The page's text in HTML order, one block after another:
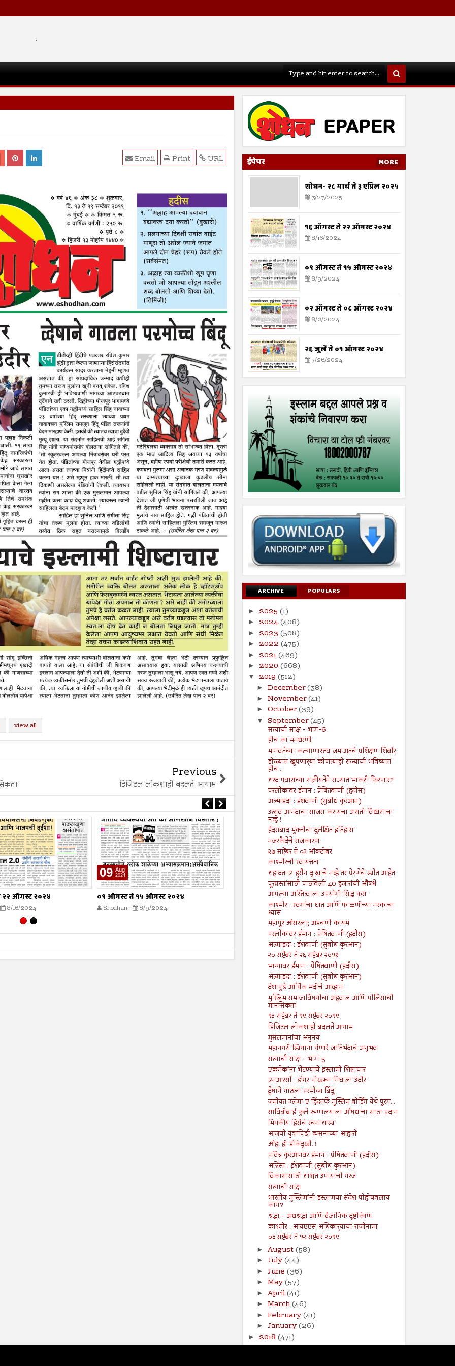
.
URL
Print
Email
view all
Previous
डिजिटल लोकशाही बदलते आयाम
ऑगस्ट २०२४
8/9/2024
02 Aug
2024
०२ ऑगस्ट ते ०८ ऑगस्ट २०२४
Shodhan 8/2/2024
२६ जुलै ते ०१ ऑगस्ट २०२४
7/26/2024
19 Jul
2024
१९ जुलै ते २५ जुलै २०२४
Shodhan
ईपेपर MORE
शोधन- २८ मार्च ते ३ एप्रिल २०२५
3/27/2025
१६ ऑगस्ट ते २२ ऑगस्ट २०२४
8/16/2024
०९ ऑगस्ट ते १५ ऑगस्ट २०२४
8/9/2024
०२ ऑगस्ट ते ०८ ऑगस्ट २०२४
8/2/2024
२६ जुलै ते ०१ ऑगस्ट २०२४
7/26/2024
ARCHIVE POPULARS
► 2025 (1)
► 2024(408)
► 2023 (508)
► 2022 (475)
► 2021(469)
► 2020 (668)
▼ 2019 (512)
► December(38)
► November(41)
► October(39)
▼ September(45)
सत्याची साक्ष - भाग-6
हीच का मनधरणी
मानवतेच्या कल्याणास्तव जमाअतचे प्रशिक्षण शिबीर
डोळ्यात खुपणार्‍या कोणत्याही राज्याची भविष्यात
हीच...
शरद पवारांच्या सक्रीयतेने राज्यात भाकरी फिरणार?
परलोकावर ईमान : प्रेषितवाणी (हदीस)
अल्माइदा : ईशवाणी (सुबोध कुरआन)
उत्सव आनंदाचा साजरा करायचा असतो विध्वंसाचा
नव्हे !
हैदराबाद मुक्तीचा दुर्लक्षित इतिहास
नजरकैदेचे राजकारण
२७ सप्टेंबर ते ०३ ऑक्टोबर
काश्मीरची स्वायत्तता
शहादत-ए-हुसैन दु:खाचे नव्हे तर प्रेरणेचे स्त्रोत आहेत
पूरग्रस्तांसाठी पाठविली 40 हजारांची औषधे
आपल्या अस्तित्वाला उपयोगी सिद्ध करा
काश्मीर : स्वर्गाचा घात आणि फाळणीच्या नरकाचा
ध्यास
महापूर ओसरला; अडचणी कायम
परलोकावर ईमान : प्रेषितवाणी (हदीस)
अल्माइदा : ईशवाणी (सुबोध कुरआन)
२० सप्टेंबर ते २६ सप्टेंबर २०१९
भाग्यावर ईमान : प्रेषितवाणी (हदीस)
अल्माइदा : ईशवाणी (सुबोध कुरआन)
देशापुढे आर्थिक मंदीचे आव्हान
मुस्लिम समाजाविषयीचा अहवाल आणि पोलिसांची
मानसिकता
१३ सप्टेंबर ते १९ सप्टेंबर २०१९
डिजिटल लोकशाही बदलते आयाम
मुसलमानांचा अनुनय
महानगरी स्त्रियांना येणारे जातिभेदाचे अनुभव
सत्याची साक्ष - भाग-5
एकमेकांना भेटण्याचे इस्लामी शिष्टाचार
एनआरसी : डोंगर पोखरून निघाला उंदीर
द्वेषाने गाठला परमोच्च बिंदू
जमीयत उलेमा ए हिंदतर्फे मुस्लिम बोर्डिंग येथे पूरग...
सावित्रीबाई फुले रुग्णालयाला औषधांचा साठा प्रदान
मिथकीय हिंसेचे रचनाशास्त्र
आजची युवापिढी व्यसनाच्या आहारी
ओह! ही डोकेदुखी..!
पवित्र कुरआनवर ईमान : प्रेषितवाणी (हदीस)
अन्निसा : ईशवाणी (सुबोध कुरआन)
विकासासाठी शाश्वत उपायांची गरज
सत्याची साक्ष
भारतीय मुस्लिमांनी इस्लामचा संदेश पोहोचवलाय
काय?
श्रद्धा - अंधश्रद्धा आणि वैज्ञानिक दृष्टीकेाण
काश्मीर : आयएएस अधिकार्‍याचा राजीनामा
०६ सप्टेंबर ते १२ सप्टेंबर २०१९
► August(58)
► July(44)
► June (36)
► May(57)
► April(41)
► March(46)
► February(41)
► January(26)
► 2018 (471)
►2017(141)